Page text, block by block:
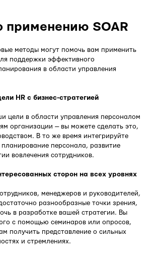
применению SOAR
методы могут помочь вам применить
поддержки эффективного
в области управления
HR с бизнес-стратегией
цели в области управления персоналом
организации — вы можете сделать это,
В то же время интегрируйте
планирование персонала, развитие
вовлечения сотрудников.
сторон на всех уровнях
менеджеров и руководителей,
разнообразные точки зрения,
в разработке вашей стратегии. Вы
с помощью семинаров или опросов,
получить представление о сильных
и стремлениях.